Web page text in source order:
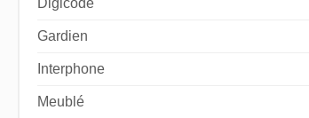
Gardien
Interphone
Meublé